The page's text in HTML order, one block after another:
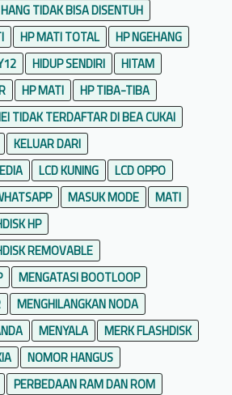
TIDAK BISA DISENTUH
HP MATI TOTAL
HP NGEHANG
HIDUP SENDIRI
HITAM
HP MATI
HP TIBA-TIBA
TIDAK TERDAFTAR DI BEA CUKAI
KELUAR DARI
LCD KUNING
LCD OPPO
MASUK MODE
MATI
HP
REMOVABLE
MENGATASI BOOTLOOP
MENGHILANGKAN NODA
MENYALA
MERK FLASHDISK
NOMOR HANGUS
PERBEDAAN RAM DAN ROM